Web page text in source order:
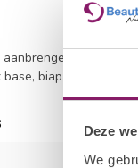
Deze
We
met de
biap en hard gels.